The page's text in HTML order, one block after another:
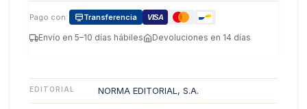
Pago con: Transferencia VISA
Envío en 5–10 días hábiles Devoluciones en 14 días
EDITORIAL NORMA EDITORIAL, S.A.